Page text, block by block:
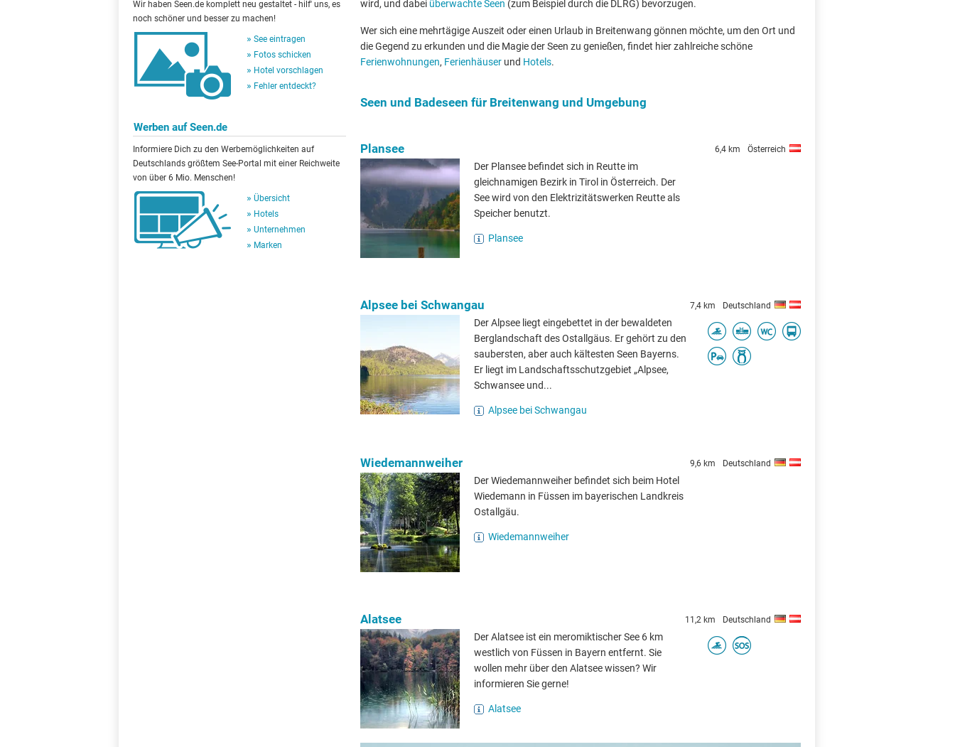
Wir haben Seen.de komplett neu gestaltet - hilf' uns, es
noch schöner und besser zu machen!
See eintragen
Fotos schicken
Hotel vorschlagen
Fehler entdeckt?
Werben auf Seen.de
Informiere Dich zu den Werbemöglichkeiten auf
Deutschlands größtem See-Portal mit einer Reichweite
von über 6 Mio. Menschen!
Übersicht
Hotels
Unternehmen
Marken
wird, und dabei überwachte Seen (zum Beispiel durch die DLRG) bevorzugen.
Wer sich eine mehrtägige Auszeit oder einen Urlaub in Breitenwang gönnen möchte, um den Ort und
die Gegend zu erkunden und die Magie der Seen zu genießen, findet hier zahlreiche schöne
Ferienwohnungen, Ferienhäuser und Hotels.
Seen und Badeseen für Breitenwang und Umgebung
Plansee 6,4 km Österreich
Der Plansee befindet sich in Reutte im
gleichnamigen Bezirk in Tirol in Österreich. Der
See wird von den Elektrizitätswerken Reutte als
Speicher benutzt.
Plansee
Alpsee bei Schwangau 7,4 km Deutschland
Der Alpsee liegt eingebettet in der bewaldeten
Berglandschaft des Ostallgäus. Er gehört zu den
saubersten, aber auch kältesten Seen Bayerns.
Er liegt im Landschaftsschutzgebiet „Alpsee,
Schwansee und...
Alpsee bei Schwangau
Wiedemannweiher 9,6 km Deutschland
Der Wiedemannweiher befindet sich beim Hotel
Wiedemann in Füssen im bayerischen Landkreis
Ostallgäu.
Wiedemannweiher
Alatsee 11,2 km Deutschland
Der Alatsee ist ein meromiktischer See 6 km
westlich von Füssen in Bayern entfernt. Sie
wollen mehr über den Alatsee wissen? Wir
informieren Sie gerne!
Alatsee